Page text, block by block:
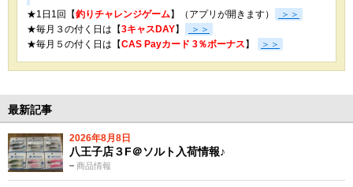
★1日1回【釣りチャレンジゲーム】（アプリが開きます）
＞＞
★毎月３の付く日は【3キャスDAY】
＞＞
★毎月５の付く日は【CAS Payカード 3％ボーナス】 ＞＞
最新記事
2026年8月8日
商品情報
八王子店３F＠ソルト入荷情報♪